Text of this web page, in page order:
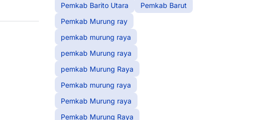
Pemkab Barito Utara
Pemkab Barut
Pemkab Murung ray
pemkab murung raya
pemkab Murung raya
pemkab Murung Raya
Pemkab murung raya
Pemkab Murung raya
Pemkab Murung Raya